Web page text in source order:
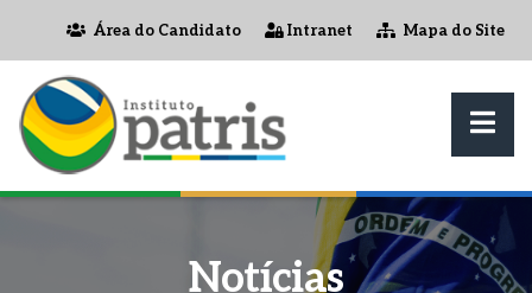
Área do Candidato Intranet Mapa do Site
Notícias